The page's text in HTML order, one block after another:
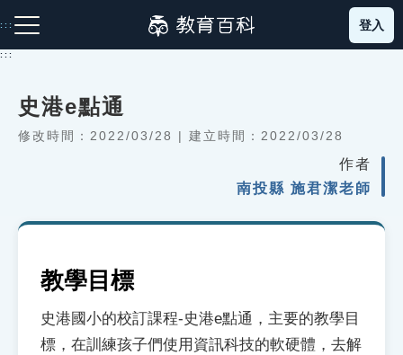
到
主
:::
注音索引圖示
網站導覽
生字詞彙表
登入
:::
史港e點通
修改時間：2022/03/28 | 建立時間：2022/03/28
作者
南投縣 施君潔老師
教學目標
史港國小的校訂課程-史港e點通，主要的教學目
標，在訓練孩子們使用資訊科技的軟硬體，去解